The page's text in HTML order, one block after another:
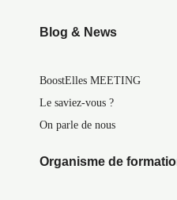
Blog & News
BoostElles MEETING
Le saviez-vous ?
On parle de nous
Organisme de